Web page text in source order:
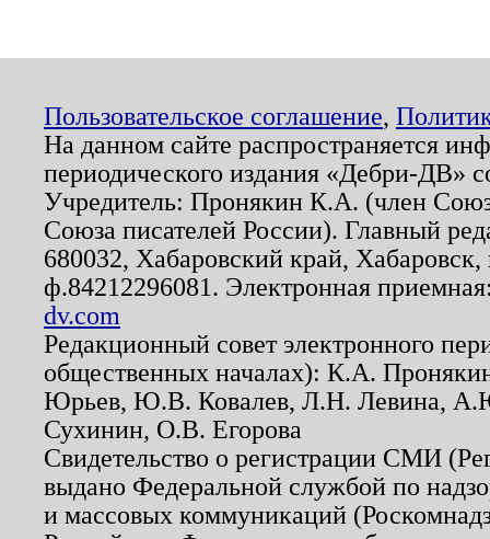
Пользовательское соглашение,
На данном сайте распространяется
периодического издания «Дебри-ДВ»
Учредитель: Пронякин К.А. (член
Союза писателей России). Главный
680032, Хабаровский край,
ф.84212296081. Электронная
dv.com
Редакционный совет электронного
общественных началах): К.А.
Юрьев, Ю.В. Ковалев, Л.Н. Левина,
Сухинин, О.В. Егорова
Свидетельство о регистрации СМИ
выдано Федеральной службой по
и массовых коммуникаций